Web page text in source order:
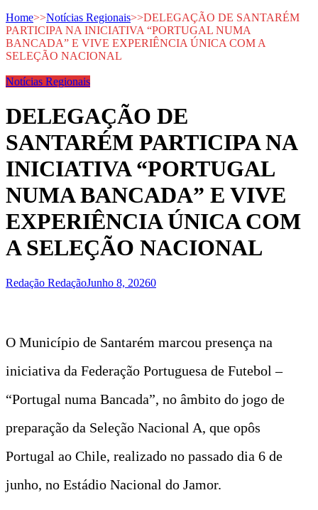
Home>>Notícias Regionais>>DELEGAÇÃO DE SANTARÉM
PARTICIPA NA INICIATIVA “PORTUGAL NUMA
BANCADA” E VIVE EXPERIÊNCIA ÚNICA COM A
SELEÇÃO NACIONAL
Notícias Regionais
DELEGAÇÃO DE
SANTARÉM PARTICIPA NA
INICIATIVA “PORTUGAL
NUMA BANCADA” E VIVE
EXPERIÊNCIA ÚNICA COM
A SELEÇÃO NACIONAL
Redação RedaçãoJunho 8, 20260
O Município de Santarém marcou presença na
iniciativa da Federação Portuguesa de Futebol –
“Portugal numa Bancada”, no âmbito do jogo de
preparação da Seleção Nacional A, que opôs
Portugal ao Chile, realizado no passado dia 6 de
junho, no Estádio Nacional do Jamor.